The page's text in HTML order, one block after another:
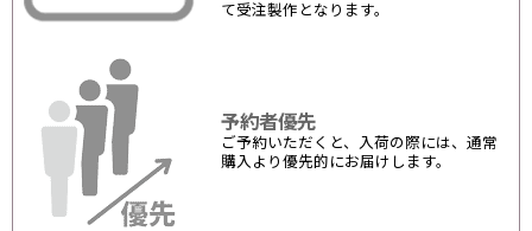
て受注製作となります。
予約者優先
ご予約いただくと、入荷の際には、通常
購入より優先的にお届けします。